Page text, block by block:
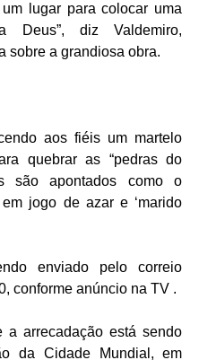
lugar para colocar uma
Deus”, diz Valdemiro,
sobre a grandiosa obra.
aos fiéis um martelo
quebrar as “pedras do
são apontados como o
jogo de azar e ‘marido
enviado pelo correio
conforme anúncio na TV .
arrecadação está sendo
da Cidade Mundial, em